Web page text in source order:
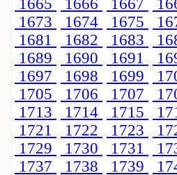
1665
1666 1667
1673
1674 1675
1681
1682 1683
1689
1690 1691
1697
1698 1699
1705
1706 1707
1713
1714 1715
1721
1722 1723
1729
1730 1731
1737
1738 1739